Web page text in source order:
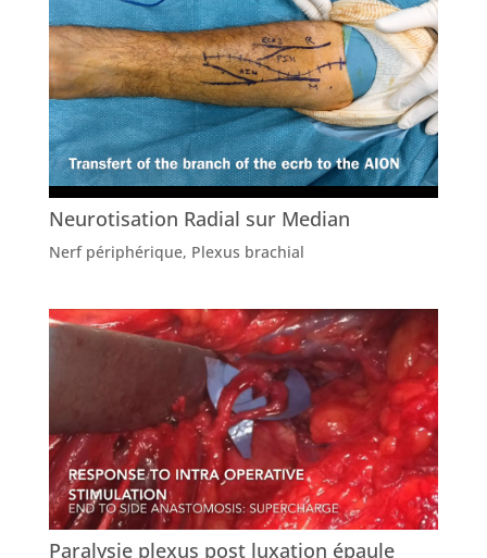
Neurotisation Radial sur Median
Nerf périphérique, Plexus brachial
Paralysie plexus post luxation épaule